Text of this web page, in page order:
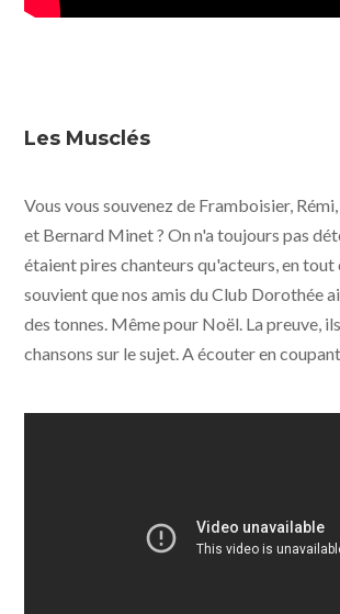
Les Musclés
Vous vous souvenez de Framboisier, Rémi,
et Bernard Minet ? On n'a toujours pas
étaient pires chanteurs qu'acteurs, en tout
souvient que nos amis du Club Dorothée
des tonnes. Même pour Noël. La preuve,
chansons sur le sujet. A écouter en coupant